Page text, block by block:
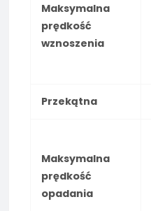
Maksymalna
prędkość
wznoszenia
Przekątna
Maksymalna
prędkość
opadania